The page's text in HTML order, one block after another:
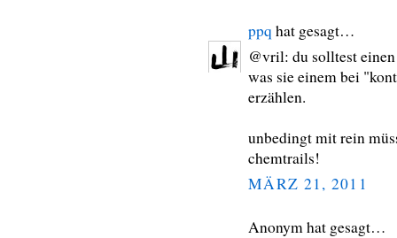
ppq hat gesagt…
@vril: du solltest
was sie einem bei
erzählen.
unbedingt mit rein
chemtrails!
MÄRZ 21, 2011
Anonym hat gesagt…